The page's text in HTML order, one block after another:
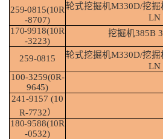
259-0815(10R
-8707)
轮式挖掘机M330D/挖掘
LN
170-9918(10R
-3223)
挖掘机385B
259-0815 轮式挖掘机M330D/挖掘
LN
100-3259(0R-
9645)
241-9157 (10
R-7732）
180-9588(10R
-0532)